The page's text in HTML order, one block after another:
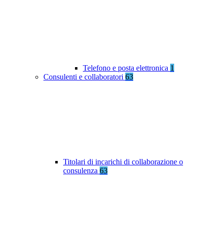
Telefono e posta elettronica 1
Consulenti e collaboratori 63
Titolari di incarichi di collaborazione o
consulenza 63